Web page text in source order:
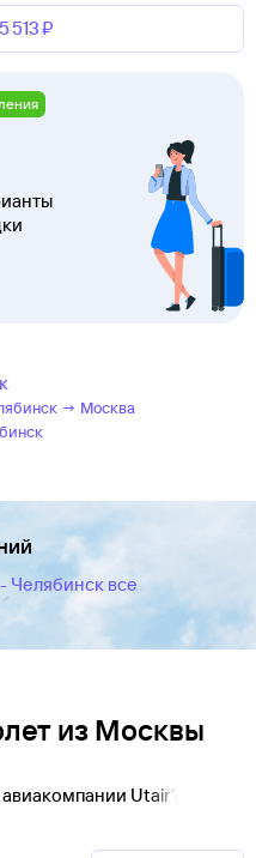
5 ⁠513 ⁠₽
→ Москва
Челябинск все
из Москвы
Utair?